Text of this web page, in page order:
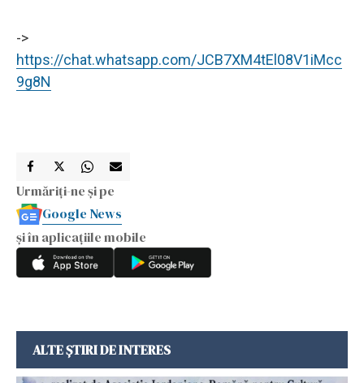
->
https://chat.whatsapp.com/JCB7XM4tEl08V1iMcc
9g8N
Urmăriți-ne și pe
Google News
și în aplicațiile mobile
ALTE ȘTIRI DE INTERES